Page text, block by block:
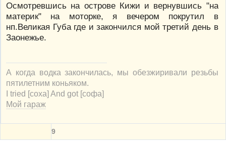
Осмотревшись на острове Кижи и вернувшись "на
материк" на моторке, я вечером покрутил в
нп.Великая Губа где и закончился мой третий день в
Заонежье.
А когда водка закончилась, мы обезжиривали резьбы
пятилетним коньяком.
I tried [соха] And got [софа]
Мой гараж
9